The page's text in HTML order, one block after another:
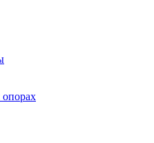
опорах